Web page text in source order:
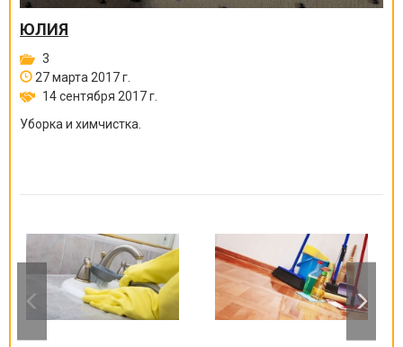
ЮЛИЯ
3
27 марта 2017 г.
14 сентября 2017 г.
Уборка и химчистка.